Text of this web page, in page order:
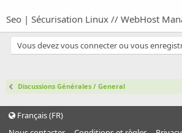
Seo | Sécurisation Linux // WebHost
Vous devez vous connecter ou vous
Discussions Générales / General
Français (FR)